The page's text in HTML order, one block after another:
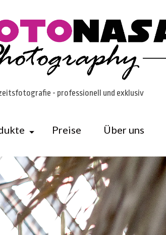
- professionell und exklusiv
Preise Über uns